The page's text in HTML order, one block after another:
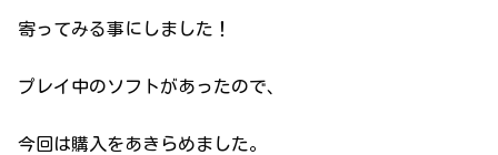
寄ってみる事にしました！
プレイ中のソフトがあったので、
今回は購入をあきらめました。